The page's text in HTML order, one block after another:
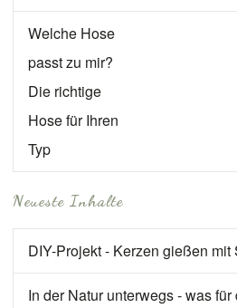
Welche Hose
passt zu mir?
Die richtige
Hose für Ihren
Typ
Neueste Inhalte
DIY-Projekt - Kerzen gießen
In der Natur unterwegs - was